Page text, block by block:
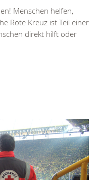
Menschen helfen,
Rote Kreuz ist Teil einer
direkt hilft oder